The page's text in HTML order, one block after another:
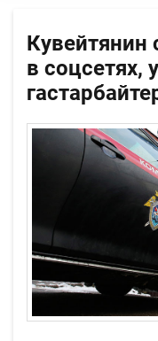
Кувейтянин
в соцсетях,